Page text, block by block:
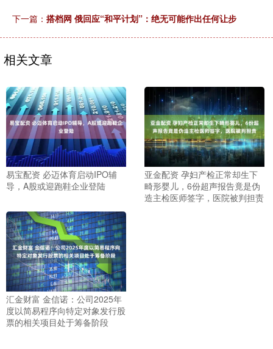
下一篇： 搭档网 俄回应“和平计划”：绝无可能作出任何让步
相关文章
易宝配资 必迈体育启动IPO辅
导，A股或迎跑鞋企业登陆
亚金配资 孕妇产检正常却生下
畸形婴儿，6份超声报告竟是伪
造主检医师签字，医院被判担责
汇金财富 金信诺：公司2025年
度以简易程序向特定对象发行股
票的相关项目处于筹备阶段